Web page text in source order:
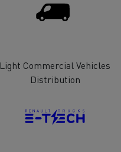
Light Commercial Vehicles
Distribution